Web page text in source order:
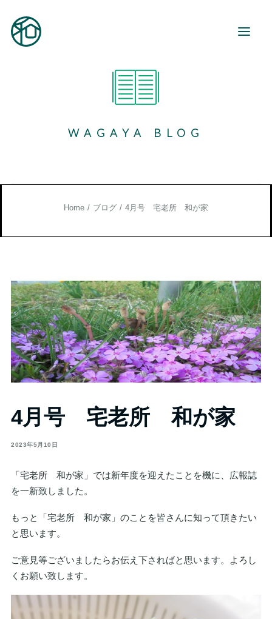
事業所紹介
お役立ち情報
WAGAYA BLOG
Home ブログ 4月号 宅老所 和が家
4月号 宅老所 和が家
2023年5月10日
「宅老所 和が家」では新年度を迎えたことを機に、広報誌
を一新致しました。
もっと「宅老所 和が家」のことを皆さんに知って頂きたい
と思います。
ご意見等ございましたらお伝え下さればと思います。よろし
くお願い致します。